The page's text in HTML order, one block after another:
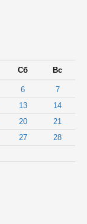
Сб Вс
6
7
13
14
20
21
27
28